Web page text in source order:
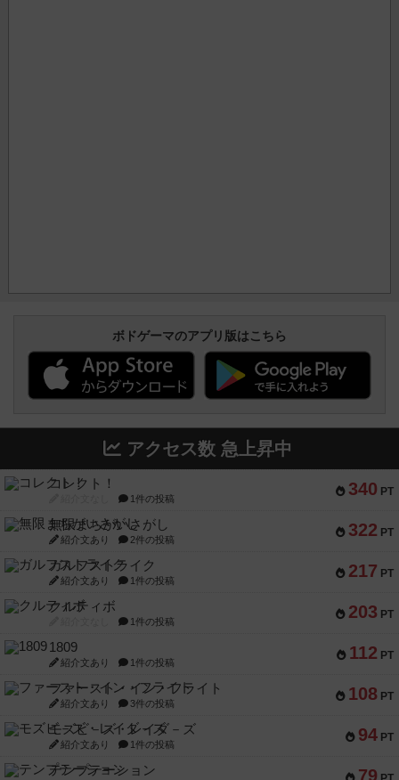
ボドゲーマのアプリ版はこちら
アクセス数 急上昇中
340 PT
コレクト！
1件の投稿
322 PT
無限まちがいさがし
紹介文あり 2件の投稿
217 PT
ガルフストライク
紹介文あり 1件の投稿
203 PT
クルティボ
1件の投稿
112 PT
1809
紹介文あり 1件の投稿
108 PT
ファースト・イン・フライト
紹介文あり 3件の投稿
94 PT
モズビ－ズ・レイダ－ズ
紹介文あり 1件の投稿
79
テンプテーション